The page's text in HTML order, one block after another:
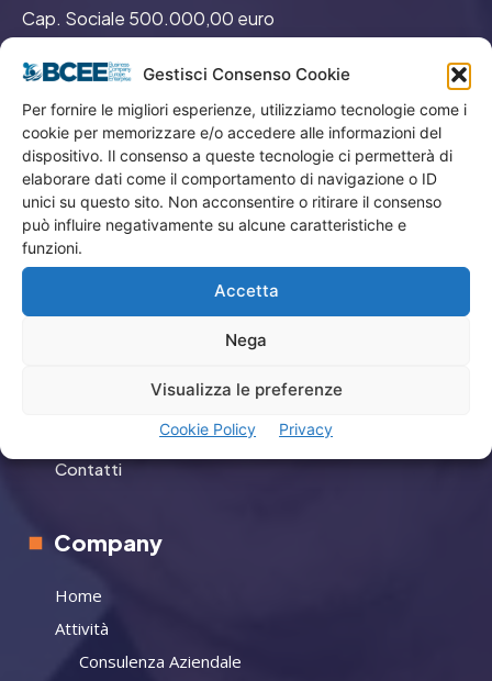
Gestisci Consenso Cookie
Per fornire le migliori esperienze, utilizziamo tecnologie come i
cookie per memorizzare e/o accedere alle informazioni del
dispositivo. Il consenso a queste tecnologie ci permetterà di
elaborare dati come il comportamento di navigazione o ID
unici su questo sito. Non acconsentire o ritirare il consenso
può influire negativamente su alcune caratteristiche e
funzioni.
Accetta
Nega
Visualizza le preferenze
Cookie Policy Privacy
Cap. Sociale 500.000,00 euro
GO
Iscrizione Newsletter
Cookie Policy (UE)
Contatti
Company
Home
Attività
Consulenza Aziendale